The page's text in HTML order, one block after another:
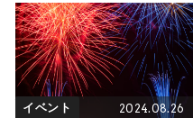
取り体験ができる「ラベンダ
ー収穫祭2026」も6/27から開
催 / 大分県
イベント 2024.08.26